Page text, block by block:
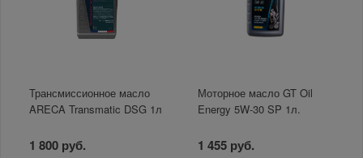
Трансмиссионное масло
ARECA Transmatic DSG 1л
1 800 руб.
Моторное масло GT Oil
Energy 5W-30 SP 1л.
1 455 руб.